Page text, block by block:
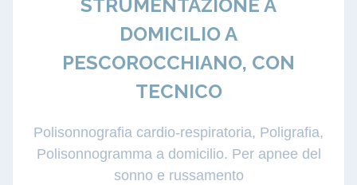
STRUMENTAZIONE A
DOMICILIO A
PESCOROCCHIANO, CON
TECNICO
Polisonnografia cardio-respiratoria, Poligrafia,
Polisonnogramma a domicilio. Per apnee del
sonno e russamento